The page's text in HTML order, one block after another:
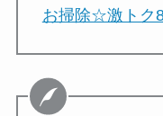
お掃除☆激トク